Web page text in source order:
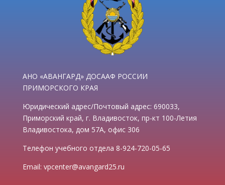
АНО «АВАНГАРД» ДОСААФ РОССИИ
ПРИМОРСКОГО КРАЯ
Юридический адрес/Почтовый адрес: 690033,
Приморский край, г. Владивосток, пр-кт 100-Летия
Владивостока, дом 57А, офис 306
Телефон учебного отдела 8-924-720-05-65
Email: vpcenter@avangard25.ru